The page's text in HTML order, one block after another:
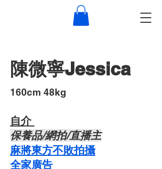
陳微寧Jessica
​160cm 48kg
自介 ​
​保養品/網拍/直播主
麻將東方不敗拍攝
​全家廣告